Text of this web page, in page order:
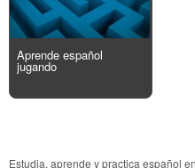
Aprende español
jugando
Estudia, aprende y practica español